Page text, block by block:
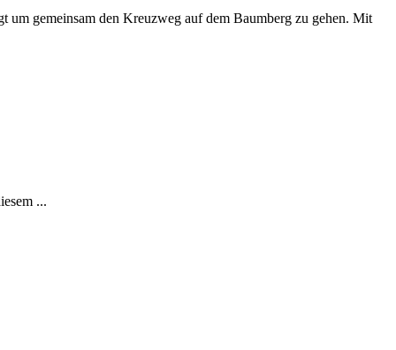
gemeinsam den Kreuzweg auf dem Baumberg zu gehen. Mit
...